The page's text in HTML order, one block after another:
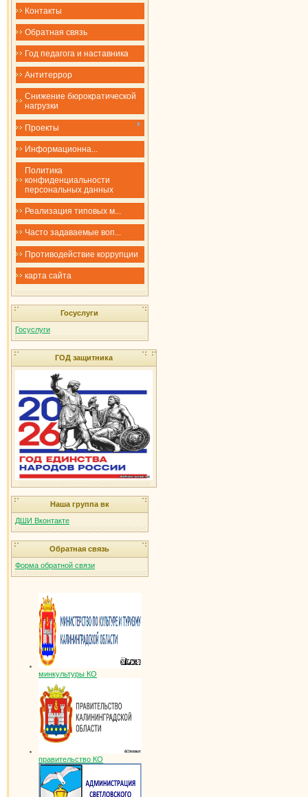
Контакты
Обратная связь
Год педагога и наставника
Антитеррор
Снижение бюрократической
нагрузки
Проекты
​​​​​​​Информационна...
Политика
конфиденциальности
персональных данных
Реализация типовых м...
Часто задаваемые воп...
Противодействие коррупции
карта сайта
Госуслуги
Госуслуги
ГОД защитника
Наша группа вк
ДШИ Вконтакте
Обратная связь
Форма обратной связи
минкультуры КО
правительство КО